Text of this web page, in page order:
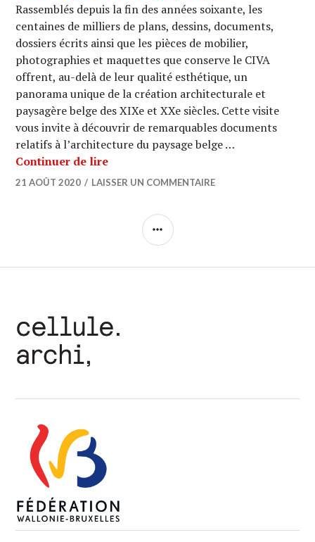
Rassemblés depuis la fin des années soixante, les
centaines de milliers de plans, dessins, documents,
dossiers écrits ainsi que les pièces de mobilier,
photographies et maquettes que conserve le CIVA
offrent, au-delà de leur qualité esthétique, un
panorama unique de la création architecturale et
paysagère belge des XIXe et XXe siècles. Cette visite
vous invite à découvrir de remarquables documents
relatifs à l’architecture du paysage belge …
Continuer de lireTOUR : Jardin et paysage
21 AOÛT 2020 LAISSER UN COMMENTAIRE
COLONNE